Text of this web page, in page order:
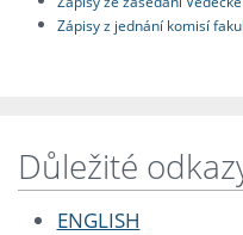
Zápisy z jednání komisí
Důležité
ENGLISH